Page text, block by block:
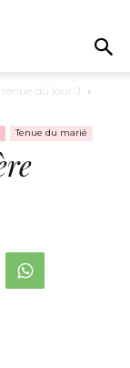
tenue du jour J
Tenue du marié